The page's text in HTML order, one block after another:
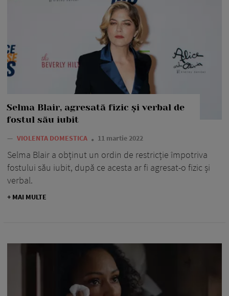
Selma Blair, agresată fizic și verbal de
fostul său iubit
— VIOLENTA DOMESTICA 11 martie 2022
Selma Blair a obținut un ordin de restricție împotriva
fostului său iubit, după ce acesta ar fi agresat-o fizic și
verbal.
+ MAI MULTE